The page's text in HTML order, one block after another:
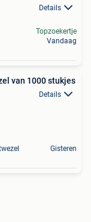
Details
Topzoekertje
Vandaag
van 1000 stukjes
Details
Gisteren